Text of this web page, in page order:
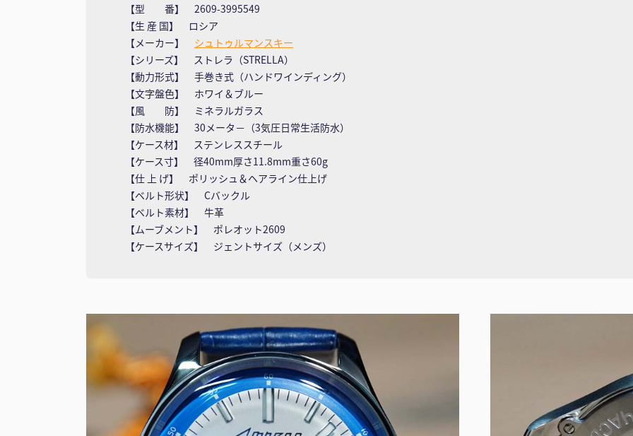
【型 番】 2609-3995549
【生 産 国】 ロシア
【メーカー】 シュトゥルマンスキー
【シリーズ】 ストレラ（STRELLA）
【動力形式】 手巻き式（ハンドワインディング）
【文字盤色】 ホワイ＆ブルー
【風 防】 ミネラルガラス
【防水機能】 30メータ－（3気圧日常生活防水）
【ケース材】 ステンレススチール
【ケース寸】 径40mm厚さ11.8mm重さ60g
【仕 上 げ】 ポリッシュ＆ヘアライン仕上げ
【ベルト形状】 Cバックル
【ベルト素材】 牛革
【ムーブメント】 ポレオット2609
【ケースサイズ】 ジェントサイズ（メンズ）